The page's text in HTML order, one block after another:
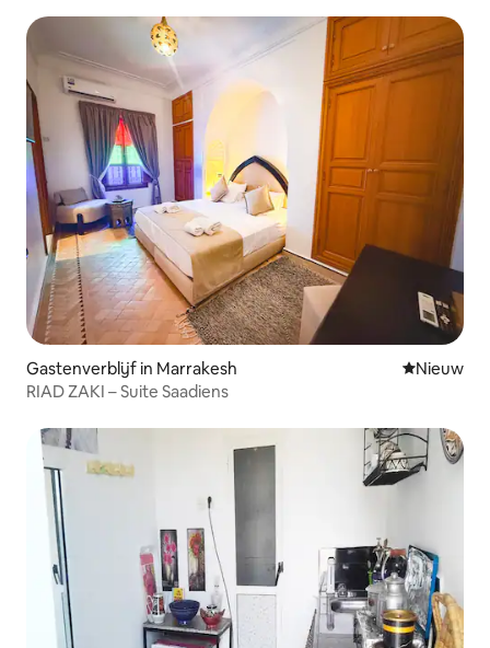
Gastenverblijf in Marrakesh Nieuwe
Nieuw
RIAD ZAKI – Suite Saadiens